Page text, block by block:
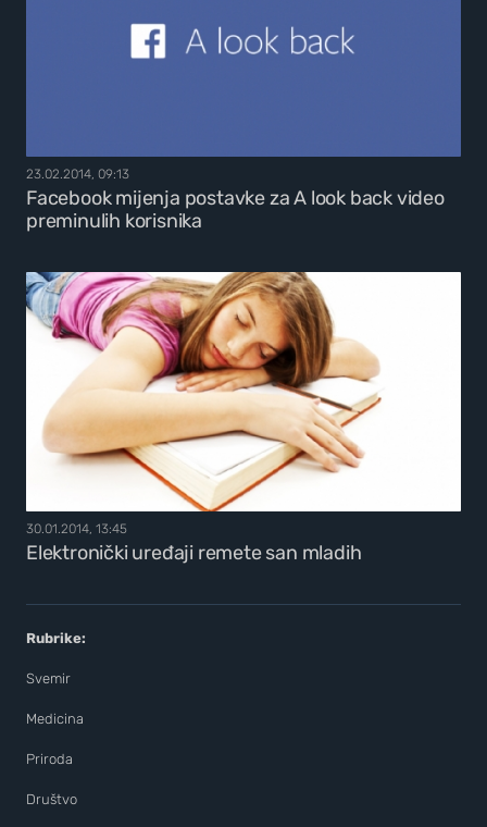
23.02.2014, 09:13
Facebook mijenja postavke za A look back video
preminulih korisnika
30.01.2014, 13:45
Elektronički uređaji remete san mladih
Rubrike:
Svemir
Medicina
Priroda
Društvo